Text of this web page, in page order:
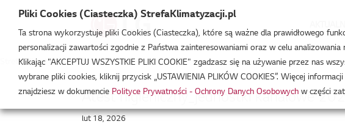
Strefa Klimatyzacji /15
Atest higieniczny_jednostki kanalowe
lut 18, 2026
Pliki Cookies (Ciasteczka) StrefaKlimatyzacji.pl
Ta strona wykorzystuje pliki Cookies (Ciasteczka), które są ważne dla prawidłowego
personalizacji zawartości zgodnie z Państwa zainteresowaniami oraz w celu analizowania
Klikając "AKCEPTUJ WSZYSTKIE PLIKI COOKIE" zgadzasz się na używanie przez nas
wybrane pliki cookies, kliknij przycisk „USTAWIENIA PLIKÓW COOKIES”. Więcej
znajdziesz w dokumencie Polityce Prywatności - Ochrony Danych Osobowych w części